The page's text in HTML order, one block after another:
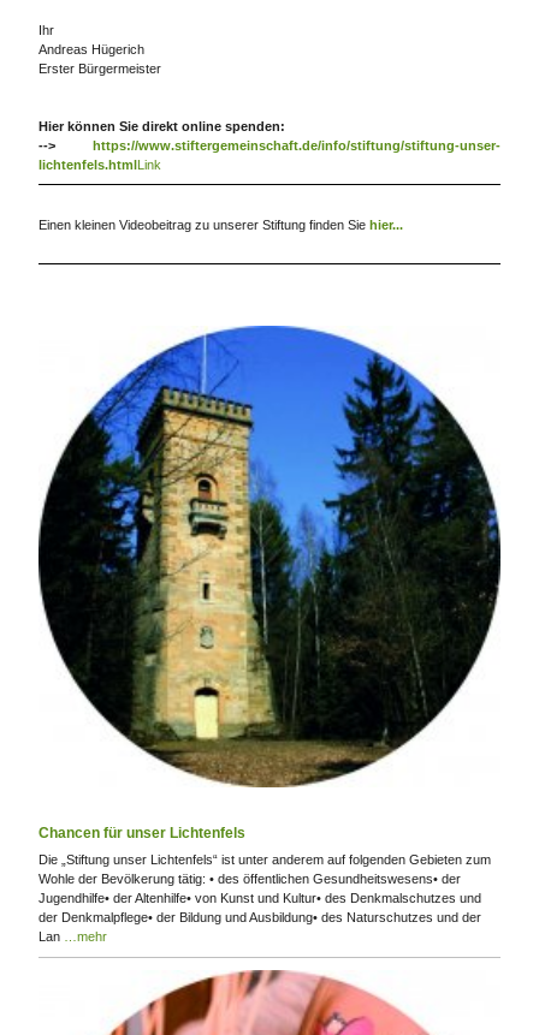
Ihr
Andreas Hügerich
Erster Bürgermeister
Hier können Sie direkt online spenden:
--> https://www.stiftergemeinschaft.de/info/stiftung/stiftung-unser-
lichtenfels.htmlLink
Einen kleinen Videobeitrag zu unserer Stiftung finden Sie hier...
Chancen für unser Lichtenfels
Die „Stiftung unser Lichtenfels“ ist unter anderem auf folgenden Gebieten zum
Wohle der Bevölkerung tätig: • des öffentlichen Gesundheitswesens• der
Jugendhilfe• der Altenhilfe• von Kunst und Kultur• des Denkmalschutzes und
der Denkmalpflege• der Bildung und Ausbildung• des Naturschutzes und der
Lan
…mehr